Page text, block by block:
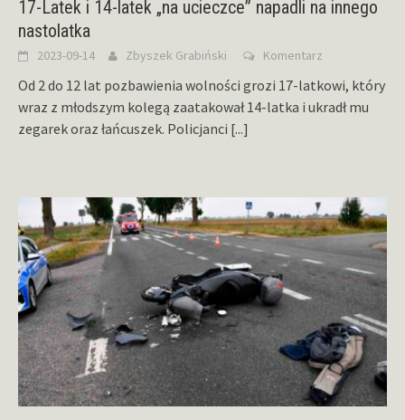
17-Latek i 14-latek „na ucieczce” napadli na innego
nastolatka
2023-09-14 Zbyszek Grabiński Komentarz
Od 2 do 12 lat pozbawienia wolności grozi 17-latkowi, który
wraz z młodszym kolegą zaatakował 14-latka i ukradł mu
zegarek oraz łańcuszek. Policjanci [...]